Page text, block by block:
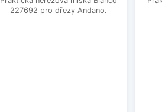
227692 pro dřezy Andano.